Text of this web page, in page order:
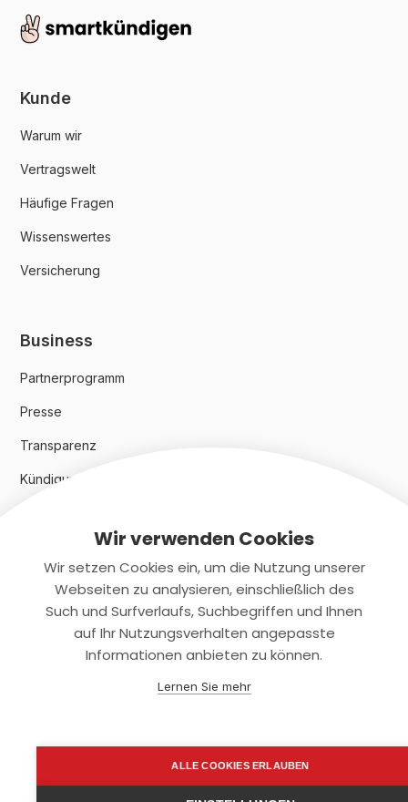
Kunde
Warum wir
Vertragswelt
Häufige Fragen
Wissenswertes
Versicherung
Business
Partnerprogramm
Presse
Transparenz
Kündigungsindex 2024
Rechtliches
Datenschutz
Wir verwenden Cookies
Wir setzen Cookies ein, um die Nutzung unserer
Webseiten zu analysieren, einschließlich des
Such und Surfverlaufs, Suchbegriffen und Ihnen
auf Ihr Nutzungsverhalten angepasste
Informationen anbieten zu können.
Lernen Sie mehr
ALLE COOKIES ERLAUBEN